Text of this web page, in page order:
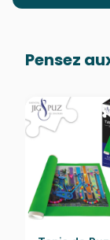
Age
Provenance
EAN
Nombre de
Dimensions
Pensez